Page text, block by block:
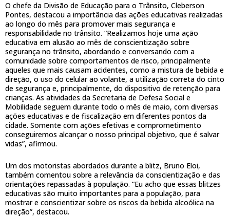
O chefe da Divisão de Educação para o Trânsito, Cleberson
Pontes, destacou a importância das ações educativas realizadas
ao longo do mês para promover mais segurança e
responsabilidade no trânsito. “Realizamos hoje uma ação
educativa em alusão ao mês de conscientização sobre
segurança no trânsito, abordando e conversando com a
comunidade sobre comportamentos de risco, principalmente
aqueles que mais causam acidentes, como a mistura de bebida e
direção, o uso do celular ao volante, a utilização correta do cinto
de segurança e, principalmente, do dispositivo de retenção para
crianças. As atividades da Secretaria de Defesa Social e
Mobilidade seguem durante todo o mês de maio, com diversas
ações educativas e de fiscalização em diferentes pontos da
cidade. Somente com ações efetivas e comprometimento
conseguiremos alcançar o nosso principal objetivo, que é salvar
vidas”, afirmou.
Um dos motoristas abordados durante a blitz, Bruno Eloi,
também comentou sobre a relevância da conscientização e das
orientações repassadas à população. “Eu acho que essas blitzes
educativas são muito importantes para a população, para
mostrar e conscientizar sobre os riscos da bebida alcoólica na
direção”, destacou.